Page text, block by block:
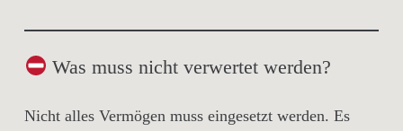
Was muss nicht verwertet werden?
Nicht alles Vermögen muss eingesetzt werden. Es